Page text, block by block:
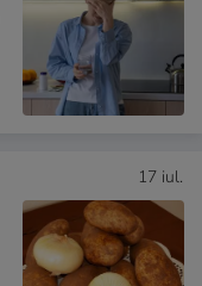
17 iul.